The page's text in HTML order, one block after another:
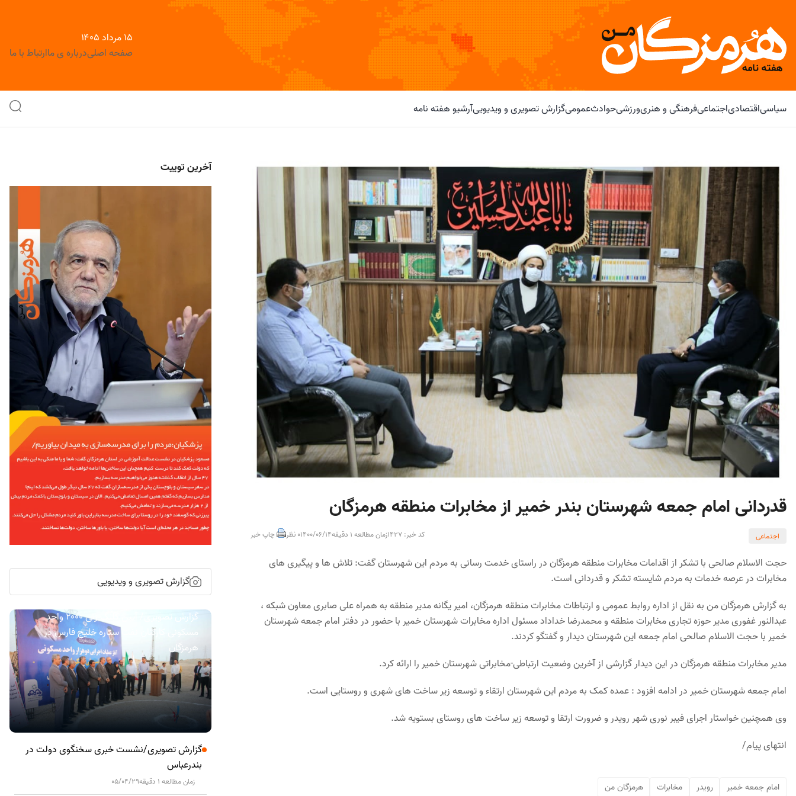
۱۵ مرداد ۱۴۰۵
صفحه اصلیدرباره ی ماارتباط با ما
سیاسیاقتصادیاجتماعیفرهنگی و هنریورزشیحوادثعمومیگزارش تصویری و ویدیوییآرشیو هفته نامه
قدردانی امام جمعه شهرستان بندر خمیر از مخابرات منطقه هرمزگان
اجتماعی کد خبر: 1427 زمان مطالعه 1 دقیقه 1400/06/140 نظر چاپ خبر
حجت الاسلام صالحی با تشکر از اقدامات مخابرات منطقه هرمزگان در راستای خدمت رسانی به مردم این شهرستان گفت: تلاش ها و پیگیری های
مخابرات در عرصه خدمات به مردم شایسته تشکر و قدردانی است.
به گزارش هرمزگان من به نقل از اداره روابط عمومی و ارتباطات مخابرات منطقه هرمزگان، امیر یگانه مدیر منطقه به همراه علی صابری معاون شبکه ،
عبدالنور غفوری مدیر حوزه تجاری مخابرات منطقه و محمدرضا خداداد مسئول اداره مخابرات شهرستان خمیر با حضور در دفتر امام جمعه شهرستان
خمیر با حجت الاسلام صالحی امام جمعه این شهرستان دیدار و گفتگو کردند.
مدیر مخابرات منطقه هرمزگان در این دیدار گزارشی از آخرین وضعیت ارتباطی-مخابراتی شهرستان خمیر را ارائه کرد.
امام جمعه شهرستان خمیر در ادامه افزود : عمده کمک به مردم این شهرستان ارتقاء و توسعه زیر ساخت های شهری و روستایی است.
وی همچنین خواستار اجرای فیبر نوری شهر رویدر و ضرورت ارتقا و توسعه زیر ساخت های روستای بستویه شد.
انتهای پیام/
امام جمعه خمیر رویدر مخابرات هرمزگان من
آخرین توییت
گزارش تصویری و ویدیویی
گزارش تصویری/ آیین کلنگ زنی ۲۰۰۰ واحد
مسکونی کارکنان نفت ستاره خلیج فارس در
هرمزگان
گزارش تصویری/نشست خبری سخنگوی دولت در
بندرعباس
زمان مطالعه 1 دقیقه 05/04/29